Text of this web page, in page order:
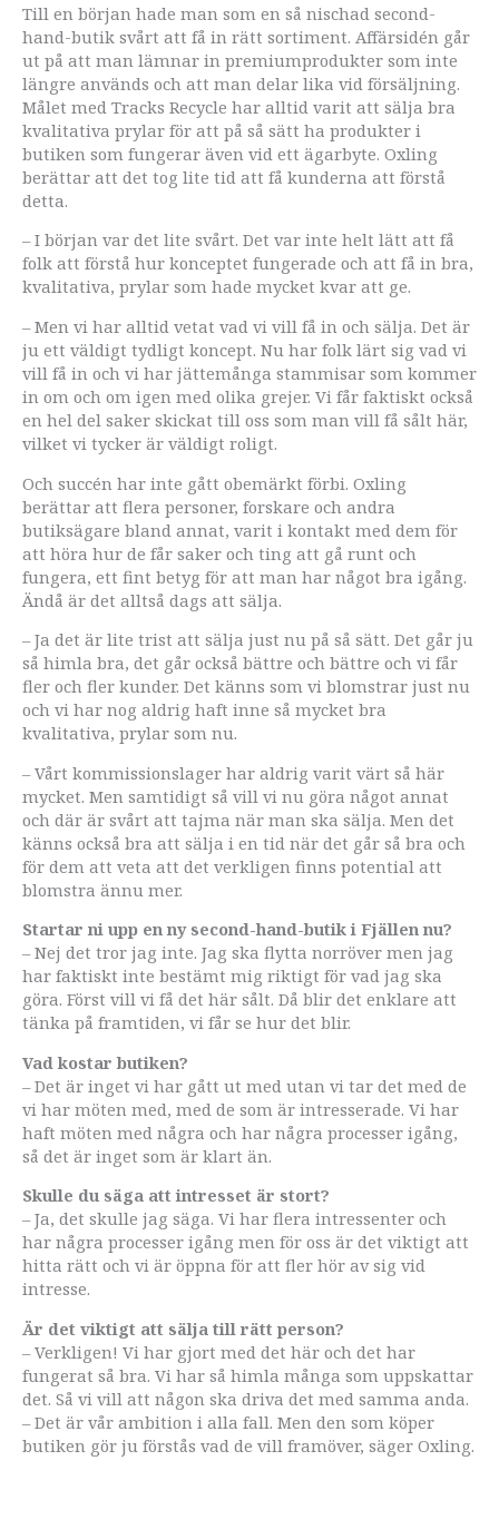
Till en början hade man som en så nischad second-
hand-butik svårt att få in rätt sortiment. Affärsidén går
ut på att man lämnar in premiumprodukter som inte
längre används och att man delar lika vid försäljning.
Målet med Tracks Recycle har alltid varit att sälja bra
kvalitativa prylar för att på så sätt ha produkter i
butiken som fungerar även vid ett ägarbyte. Oxling
berättar att det tog lite tid att få kunderna att förstå
detta.
– I början var det lite svårt. Det var inte helt lätt att få
folk att förstå hur konceptet fungerade och att få in bra,
kvalitativa, prylar som hade mycket kvar att ge.
– Men vi har alltid vetat vad vi vill få in och sälja. Det är
ju ett väldigt tydligt koncept. Nu har folk lärt sig vad vi
vill få in och vi har jättemånga stammisar som kommer
in om och om igen med olika grejer. Vi får faktiskt också
en hel del saker skickat till oss som man vill få sålt här,
vilket vi tycker är väldigt roligt.
Och succén har inte gått obemärkt förbi. Oxling
berättar att flera personer, forskare och andra
butiksägare bland annat, varit i kontakt med dem för
att höra hur de får saker och ting att gå runt och
fungera, ett fint betyg för att man har något bra igång.
Ändå är det alltså dags att sälja.
– Ja det är lite trist att sälja just nu på så sätt. Det går ju
så himla bra, det går också bättre och bättre och vi får
fler och fler kunder. Det känns som vi blomstrar just nu
och vi har nog aldrig haft inne så mycket bra
kvalitativa, prylar som nu.
– Vårt kommissionslager har aldrig varit värt så här
mycket. Men samtidigt så vill vi nu göra något annat
och där är svårt att tajma när man ska sälja. Men det
känns också bra att sälja i en tid när det går så bra och
för dem att veta att det verkligen finns potential att
blomstra ännu mer.
Startar ni upp en ny second-hand-butik i Fjällen nu?
– Nej det tror jag inte. Jag ska flytta norröver men jag
har faktiskt inte bestämt mig riktigt för vad jag ska
göra. Först vill vi få det här sålt. Då blir det enklare att
tänka på framtiden, vi får se hur det blir.
Vad kostar butiken?
– Det är inget vi har gått ut med utan vi tar det med de
vi har möten med, med de som är intresserade. Vi har
haft möten med några och har några processer igång,
så det är inget som är klart än.
Skulle du säga att intresset är stort?
– Ja, det skulle jag säga. Vi har flera intressenter och
har några processer igång men för oss är det viktigt att
hitta rätt och vi är öppna för att fler hör av sig vid
intresse.
Är det viktigt att sälja till rätt person?
– Verkligen! Vi har gjort med det här och det har
fungerat så bra. Vi har så himla många som uppskattar
det. Så vi vill att någon ska driva det med samma anda.
– Det är vår ambition i alla fall. Men den som köper
butiken gör ju förstås vad de vill framöver, säger Oxling.